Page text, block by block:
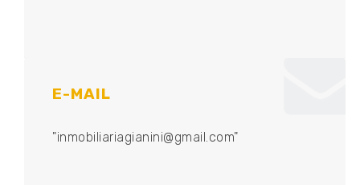
E-MAIL
"inmobiliariagianini@gmail.com"